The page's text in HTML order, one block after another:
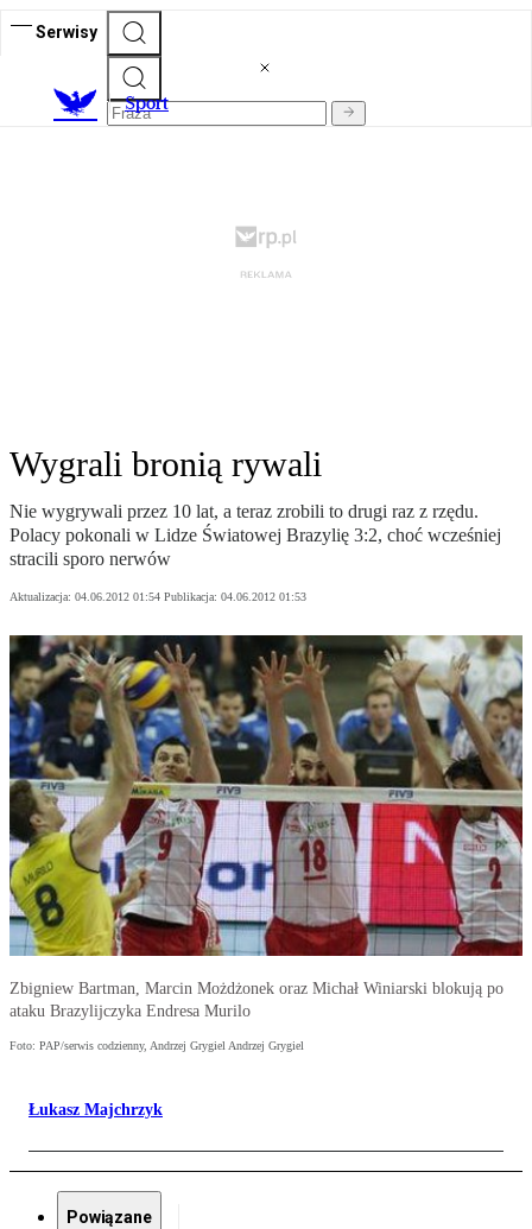
Serwisy
Sport
Wygrali bronią rywali
Nie wygrywali przez 10 lat, a teraz zrobili to drugi raz z rzędu.
Polacy pokonali w Lidze Światowej Brazylię 3:2, choć wcześniej
stracili sporo nerwów
Aktualizacja: 04.06.2012 01:54 Publikacja: 04.06.2012 01:53
Zbigniew Bartman, Marcin Możdżonek oraz Michał Winiarski blokują po
ataku Brazylijczyka Endresa Murilo
Foto: PAP/serwis codzienny, Andrzej Grygiel Andrzej Grygiel
Łukasz Majchrzyk
Powiązane